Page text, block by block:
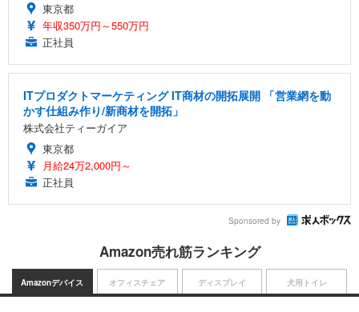
東京都
年収350万円～550万円
正社員
ITプロダクトマーケティング IT商材の開拓展開 「営業網を動
かす仕組み作り/新商材を開拓」
株式会社ティーガイア
東京都
月給24万2,000円～
正社員
Sponsored by
Amazon売れ筋ランキング
Amazonデバイス オフィスチェア ディスプレイ 犬用トイレ